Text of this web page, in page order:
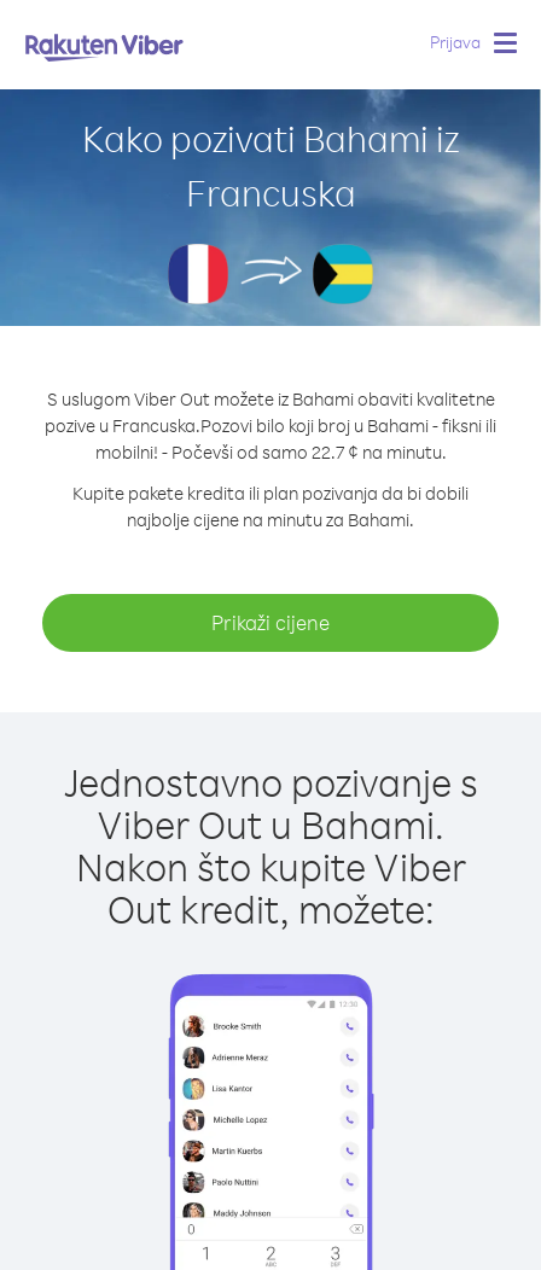
Prijava
Kako pozivati Bahami iz
Francuska
S uslugom Viber Out možete iz Bahami obaviti kvalitetne
pozive u Francuska.Pozovi bilo koji broj u Bahami - fiksni ili
mobilni! - Počevši od samo 22.7 ¢ na minutu.
Kupite pakete kredita ili plan pozivanja da bi dobili
najbolje cijene na minutu za Bahami.
Prikaži cijene
Jednostavno pozivanje s
Viber Out u Bahami.
Nakon što kupite Viber
Out kredit, možete: